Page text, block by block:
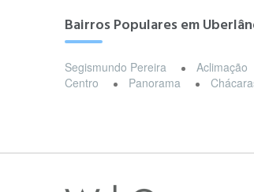
Bairros Populares em
Segismundo Pereira Aclimação
Centro
Panorama